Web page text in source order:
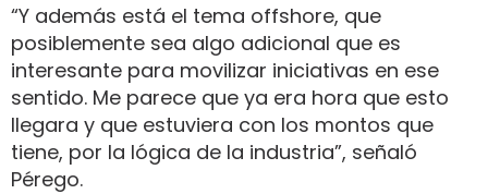
“Y además está el tema offshore, que
posiblemente sea algo adicional que es
interesante para movilizar iniciativas en ese
sentido. Me parece que ya era hora que esto
llegara y que estuviera con los montos que
tiene, por la lógica de la industria”, señaló
Pérego.